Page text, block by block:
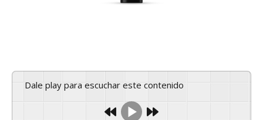
Dale play para escuchar este contenido